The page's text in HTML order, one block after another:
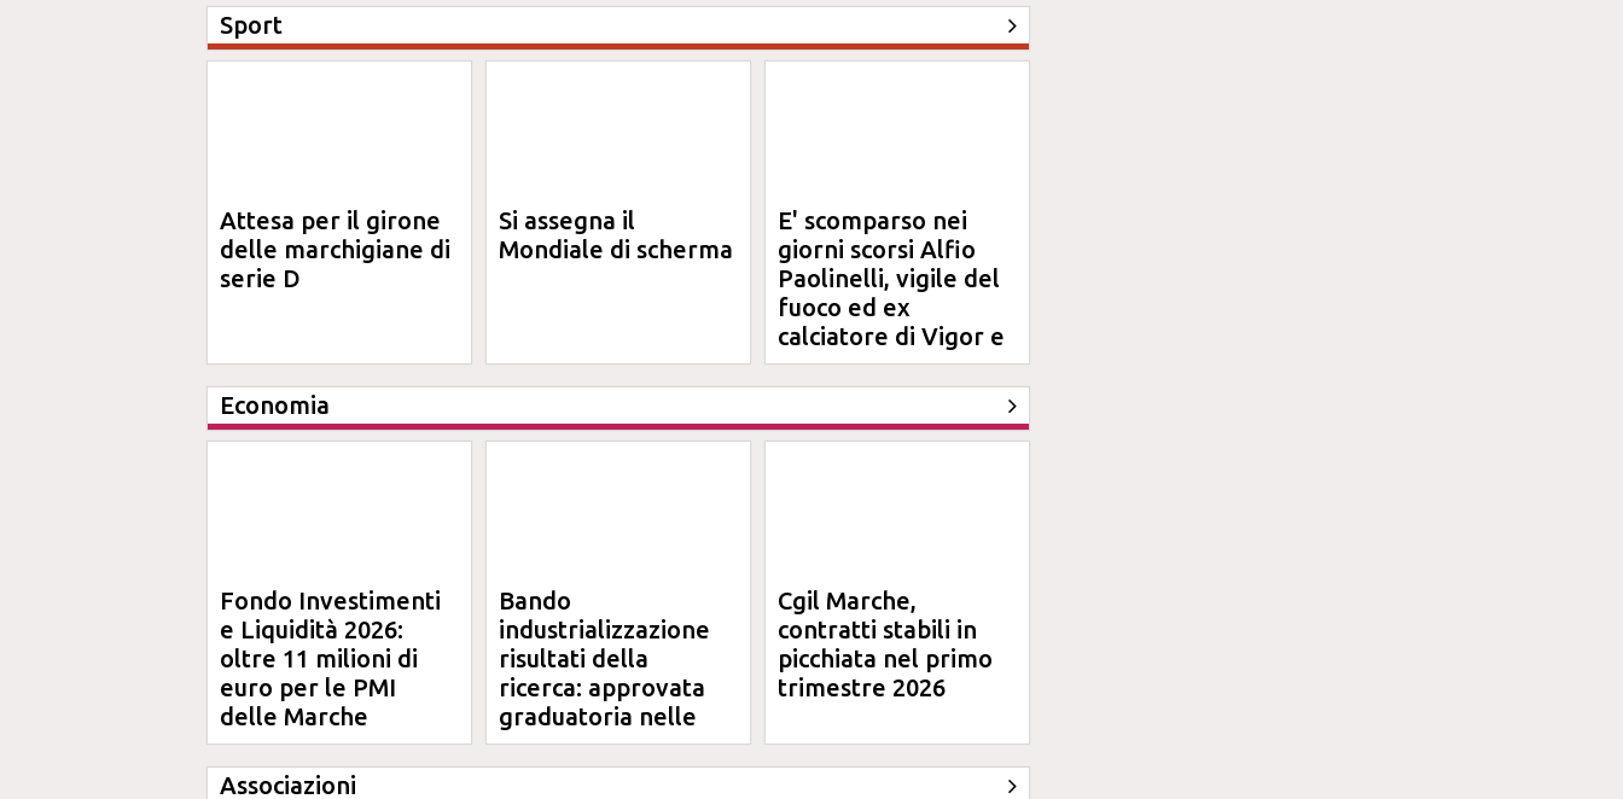
Sport
Attesa per il girone
delle marchigiane di
serie D
Si assegna il
Mondiale di scherma
E' scomparso nei
giorni scorsi Alfio
Paolinelli, vigile del
fuoco ed ex
calciatore di Vigor e
Jesina
Economia
Fondo Investimenti
e Liquidità 2026:
oltre 11 milioni di
euro per le PMI
delle Marche
Bando
industrializzazione
risultati della
ricerca: approvata
graduatoria nelle
Marche
Cgil Marche,
contratti stabili in
picchiata nel primo
trimestre 2026
Associazioni